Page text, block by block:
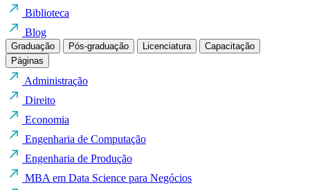
Biblioteca
Blog
Graduação Pós-graduação Licenciatura
Capacitação
Páginas
Administração
Direito
Economia
Engenharia de Computação
Engenharia de Produção
MBA em Data Science para Negócios